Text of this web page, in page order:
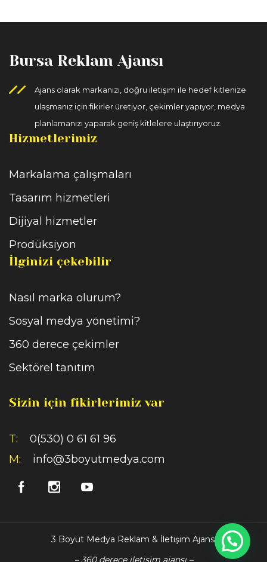
Bursa Reklam Ajansı
Ajans olarak markanızı, doğru iletişim ile hedef kitlenize
ulaşmanız için fikirler üretiyor, çekimler yapıyor, medya
planlamanızı yaparak geniş kitlelere ulaştırıyoruz.
Hizmetlerimiz
Markalama çalışmaları
Tasarım hizmetleri
Dijiyal hizmetler
Prodüksiyon
İlginizi çekebilir
Nasıl marka olurum?
Sosyal medya yönetimi?
360 derece çekimler
Sektörel tanıtım
Sizin için fikirlerimiz var
T: 0(530) 0 61 61 96
M: info@3boyutmedya.com
3 Boyut Medya Reklam & İletişim Ajansı
– 360 derece iletişim ajansı –